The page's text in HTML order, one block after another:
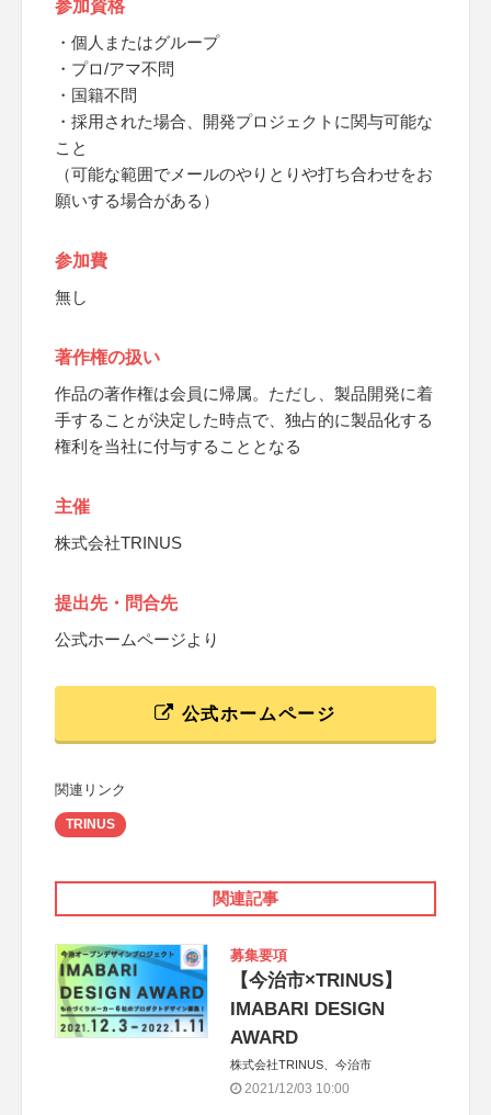
参加資格
・個人またはグループ
・プロ/アマ不問
・国籍不問
・採用された場合、開発プロジェクトに関与可能な
こと
（可能な範囲でメールのやりとりや打ち合わせをお
願いする場合がある）
参加費
無し
著作権の扱い
作品の著作権は会員に帰属。ただし、製品開発に着
手することが決定した時点で、独占的に製品化する
権利を当社に付与することとなる
主催
株式会社TRINUS
提出先・問合先
公式ホームページより
公式ホームページ
関連リンク
TRINUS
関連記事
募集要項
【今治市×TRINUS】
IMABARI DESIGN
AWARD
株式会社TRINUS、今治市
2021/12/03 10:00